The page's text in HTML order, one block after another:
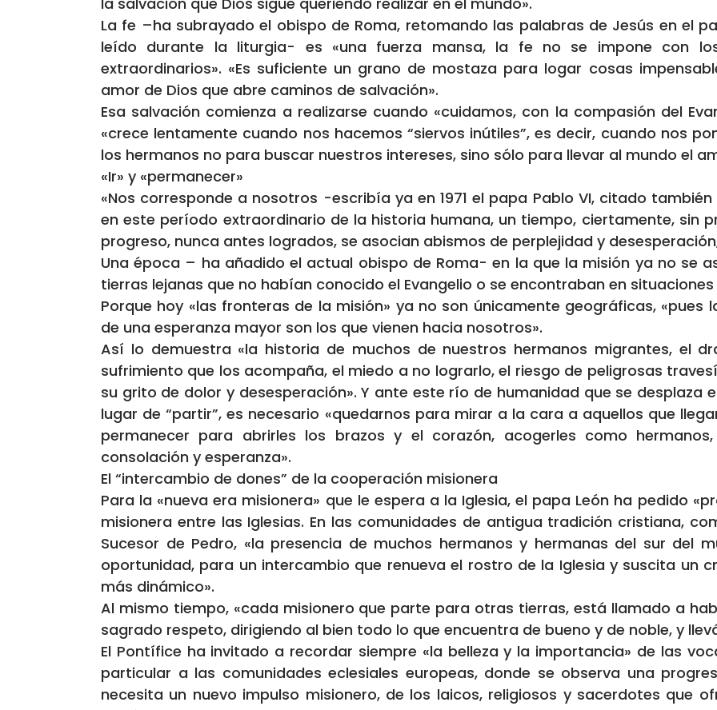
La fe –ha subrayado el obispo de Roma, retomando las palabras de Jesús en el
leído durante la liturgia- es «una fuerza mansa, la fe no se impone con
extraordinarios». «Es suficiente un grano de mostaza para logar cosas
amor de Dios que abre caminos de salvación».
Esa salvación comienza a realizarse cuando «cuidamos, con la compasión del
«crece lentamente cuando nos hacemos “siervos inútiles”, es decir, cuando nos
los hermanos no para buscar nuestros intereses, sino sólo para llevar al mundo el
«Ir» y «permanecer»
«Nos corresponde a nosotros -escribía ya en 1971 el papa Pablo VI, citado también
en este período extraordinario de la historia humana, un tiempo, ciertamente, sin
progreso, nunca antes logrados, se asocian abismos de perplejidad y
Una época – ha añadido el actual obispo de Roma- en la que la misión ya no se
tierras lejanas que no habían conocido el Evangelio o se encontraban en situaciones
Porque hoy «las fronteras de la misión» ya no son únicamente geográficas, «pues
de una esperanza mayor son los que vienen hacia nosotros».
Así lo demuestra «la historia de muchos de nuestros hermanos migrantes, el
sufrimiento que los acompaña, el miedo a no lograrlo, el riesgo de peligrosas
su grito de dolor y desesperación». Y ante este río de humanidad que se desplaza
lugar de “partir”, es necesario «quedarnos para mirar a la cara a aquellos que
permanecer para abrirles los brazos y el corazón, acogerles como
consolación y esperanza».
El “intercambio de dones” de la cooperación misionera
Para la «nueva era misionera» que le espera a la Iglesia, el papa León ha pedido
misionera entre las Iglesias. En las comunidades de antigua tradición cristiana,
Sucesor de Pedro, «la presencia de muchos hermanos y hermanas del sur del
oportunidad, para un intercambio que renueva el rostro de la Iglesia y suscita un
más dinámico».
Al mismo tiempo, «cada misionero que parte para otras tierras, está llamado a
sagrado respeto, dirigiendo al bien todo lo que encuentra de bueno y de noble, y
El Pontífice ha invitado a recordar siempre «la belleza y la importancia» de las
particular a las comunidades eclesiales europeas, donde se observa una
necesita un nuevo impulso misionero, de los laicos, religiosos y sacerdotes que